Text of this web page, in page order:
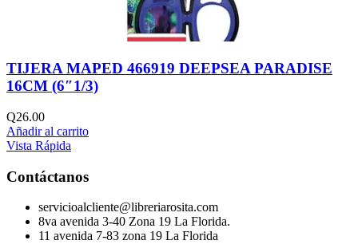
TIJERA MAPED 466919 DEEPSEA PARADISE
16CM (6″1/3)
Q26.00
Añadir al carrito
Vista Rápida
Contáctanos
servicioalcliente@libreriarosita.com
8va avenida 3-40 Zona 19 La Florida.
11 avenida 7-83 zona 19 La Florida